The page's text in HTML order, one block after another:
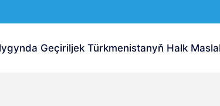
Geçiriljek Türkmenistanyň Halk